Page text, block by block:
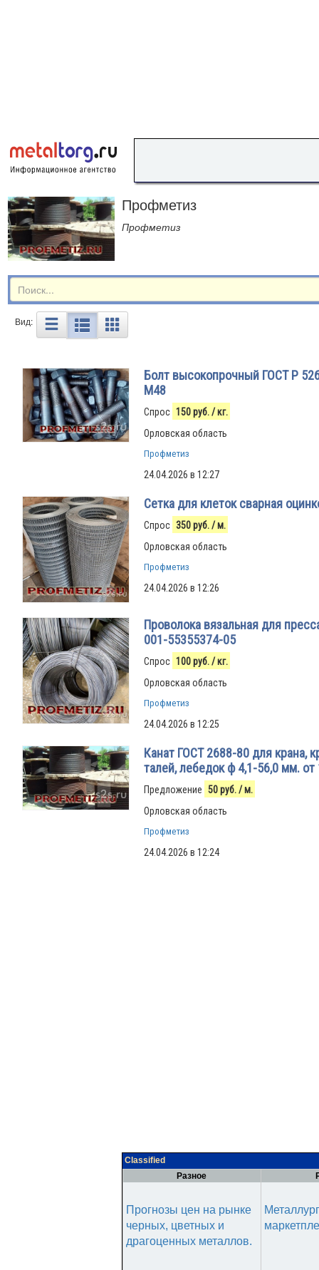
Профметиз
Профметиз
Вид:
Болт высокопрочный ГОСТ Р
М48
Спрос 150руб./ кг.
Орловская область
Профметиз
24.04.2026 в 12:27
Сетка для клеток сварная
Спрос 350руб./ м.
Орловская область
Профметиз
24.04.2026 в 12:26
Проволока вязальная для
001-55355374-05
Спрос 100руб./ кг.
Орловская область
Профметиз
24.04.2026 в 12:25
Канат ГОСТ 2688-80 для крана,
талей, лебедок ф 4,1-56,0 мм. от
Предложение 50руб./ м.
Орловская область
Профметиз
24.04.2026 в 12:24
Classified
Разное
Прогнозы цен на рынке
черных, цветных и
драгоценных металлов.